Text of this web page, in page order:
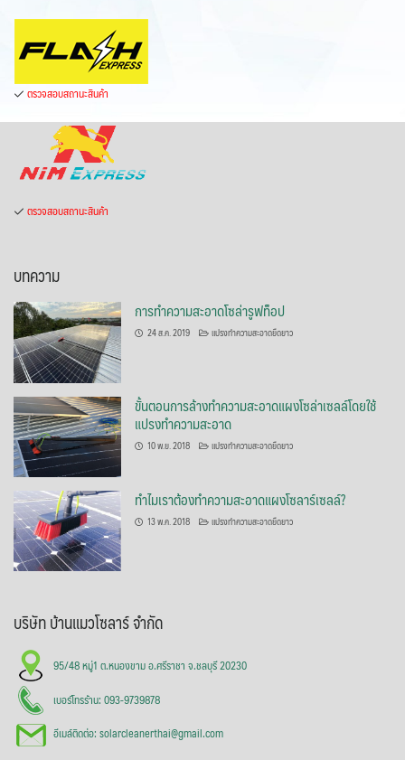
ตรวจสอบสถานะสินค้า
ตรวจสอบสถานะสินค้า
บทความ
การทำความสะอาดโซล่ารูฟท็อป
24 ส.ค. 2019 แปรงทำความสะอาดยืดยาว
ขั้นตอนการล้างทำความสะอาดแผงโซล่าเซลล์โดยใช้
แปรงทำความสะอาด
10 พ.ย. 2018 แปรงทำความสะอาดยืดยาว
ทำไมเราต้องทำความสะอาดแผงโซลาร์เซลล์?
13 พ.ค. 2018 แปรงทำความสะอาดยืดยาว
บริษัท บ้านแมวโซลาร์ จำกัด
95/48 หมู่1 ต.หนองขาม อ.ศรีราชา จ.ชลบุรี 20230
เบอร์โทรร้าน: 093-9739878
อีเมล์ติดต่อ: solarcleanerthai@gmail.com